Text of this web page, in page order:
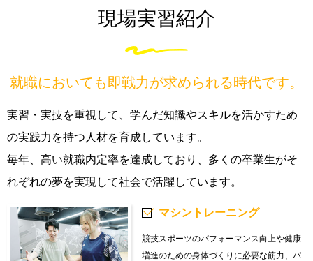
現場実習紹介
就職においても即戦力が求められる時代です。
実習・実技を重視して、学んだ知識やスキルを活かすため
の実践力を持つ人材を育成しています。
毎年、高い就職内定率を達成しており、多くの卒業生がそ
れぞれの夢を実現して社会で活躍しています。
マシントレーニング
競技スポーツのパフォーマンス向上や健康
増進のための身体づくりに必要な筋力、パ